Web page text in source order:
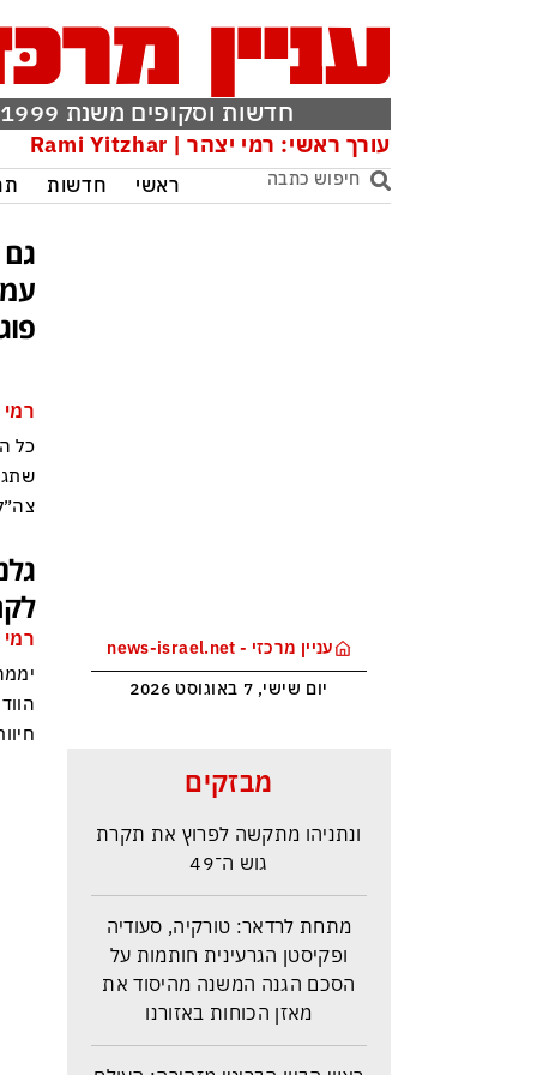
חדשות וסקופים משנת 1999
עורך ראשי: רמי יצהר | Rami Yitzhar
ראשי חדשות
עניין מרכזי - news-israel.net
יום שישי, 7 באוגוסט 2026
מבזקים
סקר בחירות האמין בישראל –
איזנקוט מתבסס במקום הראשון –
ונתניהו מתקשה לפרוץ את תקרת
גוש ה־49
מתחת לרדאר: טורקיה, סעודיה
ופקיסטן הגרעינית חותמות על
הסכם הגנה המשנה מהיסוד את
מאזן הכוחות באזורנו
ראש הביון הבריטי מזהירה: העולם
גם
כל